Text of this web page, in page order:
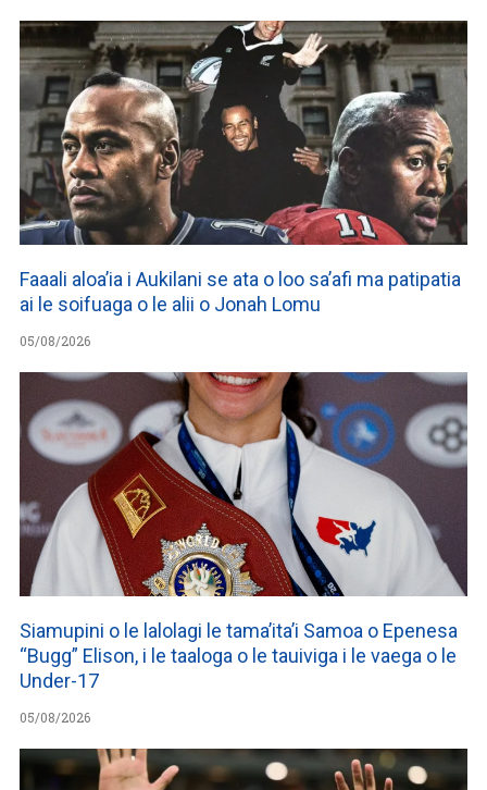
Faaali aloa’ia i Aukilani se ata o loo sa’afi ma patipatia
ai le soifuaga o le alii o Jonah Lomu
05/08/2026
Siamupini o le lalolagi le tama’ita’i Samoa o Epenesa
“Bugg” Elison, i le taaloga o le tauiviga i le vaega o le
Under-17
05/08/2026